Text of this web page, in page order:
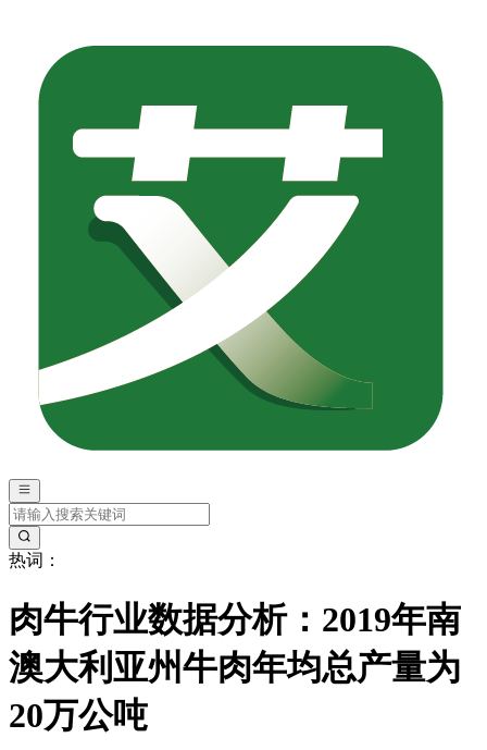
热词：
肉牛行业数据分析：2019年南
澳大利亚州牛肉年均总产量为
20万公吨